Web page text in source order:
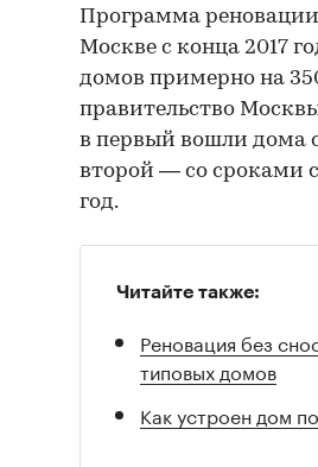
Программа реновации
Москве с конца 2017
домов примерно на
правительство
в первый вошли дома
второй — со сроками
год.
Читайте также:
Реновация без
типовых домов
Как устроен дом